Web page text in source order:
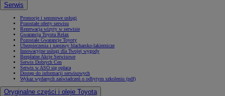
Serwis
Promocje i sezonowe usługi
Pozostałe oferty serwisu
Rezerwacja wizyty w serwisie
Gwarancja Toyota Relax
Pozostałe Gwarancje Toyoty
Ubezpieczenia i naprawy blacharsko-lakiernicze
Innowacyjne usługi dla Twojej wygody
Bezpłatne Akcje Serwisowe
Serwis Dobrych Cen
Serwis w ASO się opłaca
Dostęp do informacji serwisowych
Wykaz wydanych zaświadczeń o odbytym szkoleniu (pdf)
Oryginalne części i oleje Toyota